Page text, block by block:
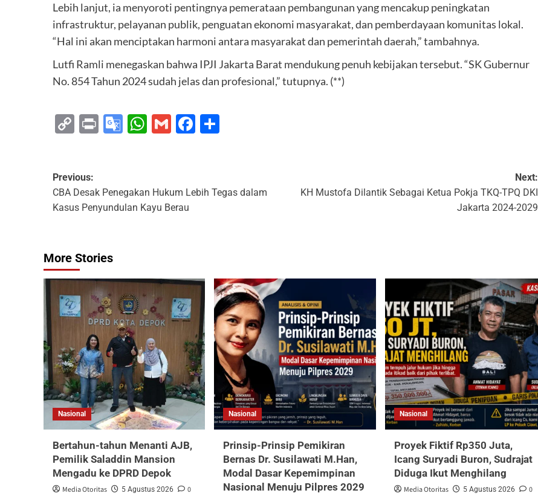
Lebih lanjut, ia menyoroti pentingnya pemerataan pembangunan yang mencakup peningkatan
infrastruktur, pelayanan publik, penguatan ekonomi masyarakat, dan pemberdayaan komunitas lokal.
“Hal ini akan menciptakan harmoni antara masyarakat dan pemerintah daerah,” tambahnya.
Lutfi Ramli menegaskan bahwa IPJI Jakarta Barat mendukung penuh kebijakan tersebut. “SK Gubernur
No. 854 Tahun 2024 sudah jelas dan profesional,” tutupnya. (**)
CopyPrintGoogle
WhatsApp
GmailFacebook
Previous:
CBA Desak Penegakan Hukum Lebih Tegas dalam
Kasus Penyundulan Kayu Berau
Next:
KH Mustofa Dilantik Sebagai Ketua Pokja TKQ-TPQ DKI
Jakarta 2024-2029
More Stories
Nasional
Bertahun-tahun Menanti AJB,
Pemilik Saladdin Mansion
Mengadu ke DPRD Depok
Media Otoritas 5 Agustus 2026 0
Nasional
Prinsip-Prinsip Pemikiran
Bernas Dr. Susilawati M.Han,
Modal Dasar Kepemimpinan
Nasional Menuju Pilpres 2029
Nasional
Proyek Fiktif Rp350 Juta,
Icang Suryadi Buron, Sudrajat
Diduga Ikut Menghilang
Media Otoritas 5 Agustus 2026 0